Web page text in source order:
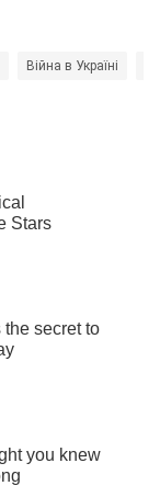
Війна в Україні